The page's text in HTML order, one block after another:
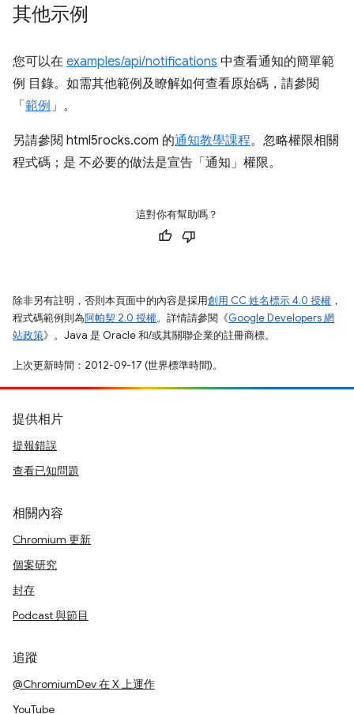
其他示例
您可以在 examples/api/notifications 中查看通知的簡單範
例 目錄。如需其他範例及瞭解如何查看原始碼，請參閱
「 範例 」。
另請參閱 html5rocks.com 的通知教學課程。忽略權限相關
程式碼；是 不必要的做法是宣告「通知」權限。
這對你有幫助嗎？
除非另有註明，否則本頁面中的內容是採用創用 CC 姓名標示 4.0 授權 ，
程式碼範例則為阿帕契 2.0 授權。詳情請參閱《Google Developers 網
站政策》。Java 是 Oracle 和/或其關聯企業的註冊商標。
上次更新時間：2012-09-17 (世界標準時間)。
提供相片
提報錯誤
查看已知問題
相關內容
Chromium 更新
個案研究
封存
Podcast 與節目
追蹤
@ChromiumDev 在 X 上運作
YouTube